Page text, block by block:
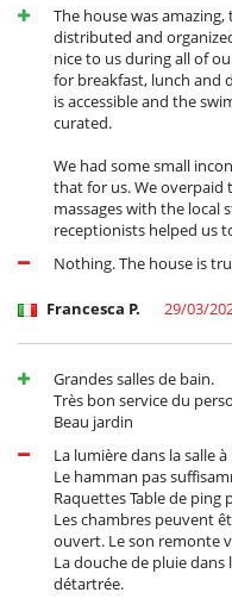
The house was
distributed and
nice to us during all of
for breakfast, lunch and
is accessible and the
curated.
We had some small
that for us. We overpaid
massages with the local
receptionists helped us
Nothing. The house is
Francesca P. 29/03/
Grandes salles de bain.
Très bon service du
Beau jardin
La lumière dans la salle
Le hamman pas
Raquettes Table de ping
Les chambres peuvent
ouvert. Le son remonte
La douche de pluie
détartrée.